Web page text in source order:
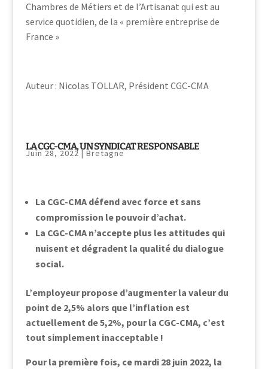
Chambres de Métiers et de l’Artisanat qui est au
service quotidien, de la « première entreprise de
France »
Auteur : Nicolas TOLLAR, Président CGC-CMA
LA CGC-CMA, UN SYNDICAT RESPONSABLE
Juin 28, 2022|Bretagne
La CGC-CMA défend avec force et sans
compromission le pouvoir d’achat.
La CGC-CMA n’accepte plus les attitudes qui
nuisent et dégradent la qualité du dialogue
social.
L’employeur propose d’augmenter la valeur du
point de 2,5% alors que l’inflation est
actuellement de 5,2%, pour la CGC-CMA, c’est
tout simplement inacceptable !
Pour la première fois, ce mardi 28 juin 2022, la